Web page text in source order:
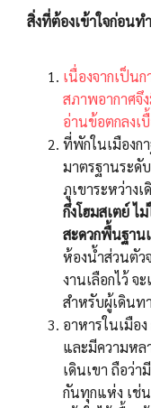
สิ่งที่ต้องเข้าใจก่อนท
เนื่องจากเป็น
สภาพอากาศจึ
อ่านข้อตกลงเ
ที่พักในเมืองก
มาตรฐานระดั
ภูเขาระหว่างเ
กึ่งโฮมสเตย์ ไ
สะดวกพื้นฐาน
ห้องน้ำส่วนตัว
งานเลือกไว้ จ
สำหรับผู้เดินท
อาหารในเมือ
และมีความหล
เดินเขา ถือว่า
กันทุกแห่ง เช่